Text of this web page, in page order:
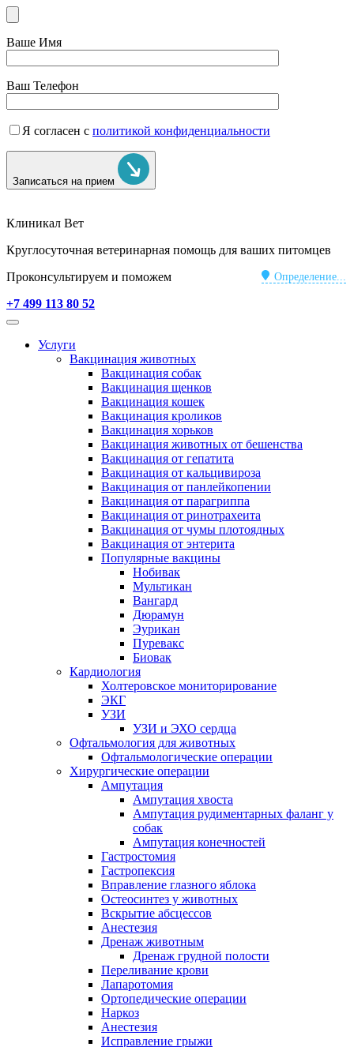
Ваше Имя
Ваш Телефон
Я согласен с политикой конфиденциальности
Записаться на прием
Клиникал Вет
Круглосуточная ветеринарная помощь для ваших питомцев
Определение...
Проконсультируем и поможем
+7 499 113 80 52
Услуги
Вакцинация животных
Вакцинация собак
Вакцинация щенков
Вакцинация кошек
Вакцинация кроликов
Вакцинация хорьков
Вакцинация животных от бешенства
Вакцинация от гепатита
Вакцинация от кальцивироза
Вакцинация от панлейкопении
Вакцинация от парагриппа
Вакцинация от ринотрахеита
Вакцинация от чумы плотоядных
Вакцинация от энтерита
Популярные вакцины
Нобивак
Мультикан
Вангард
Дюрамун
Эурикан
Пуревакс
Биовак
Кардиология
Холтеровское мониторирование
ЭКГ
УЗИ
УЗИ и ЭХО сердца
Офтальмология для животных
Офтальмологические операции
Хирургические операции
Ампутация
Ампутация хвоста
Ампутация рудиментарных фаланг у
собак
Ампутация конечностей
Гастростомия
Гастропексия
Вправление глазного яблока
Остеосинтез у животных
Вскрытие абсцессов
Анестезия
Дренаж животным
Дренаж грудной полости
Переливание крови
Лапаротомия
Ортопедические операции
Наркоз
Анестезия
Исправление грыжи